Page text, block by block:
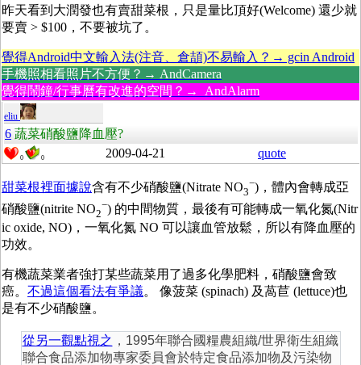
昨天看到大潤發也有賣甜菜根，只是量比頂好(Welcome) 還少就
要賣 > $100，不要被坑了。
覺得Android中文輸入法(注音、倉頡)不易輸入？→ gcin Android
手機照相看照片不方便？→ AndCamera
覺得鬧鐘/行事曆有改進的空間？→ AndAlarm
eliu
6 蔬菜硝酸鹽降血壓?
0 0 2009-04-21 quote
甜菜根裡面據說含有不少硝酸鹽(Nitrate NO3
−)，體內會轉成亞
硝酸鹽(nitrite NO2
−) 的中間物質，最後有可能轉成一氧化氮(Nitr
ic oxide, NO)，一氧化氮 NO 可以讓血管放鬆，所以有降血壓的
功效。
有機蔬菜業者強打某些蔬菜用了過多化學肥料，硝酸鹽會致
癌。 不過這個看法有爭議。 像菠菜 (spinach) 及萵苣 (lettuce)也
是有不少硝酸鹽。
從另一觀點視之 ，1995年聯合國糧農組織/世界衛生組織
聯合食品添加物專家委員會於特定食品添加物及污染物